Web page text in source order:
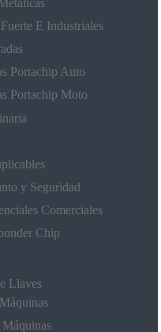
E Industriales
Portachip Auto
Portachip Moto
y Seguridad
Comerciales
Chip
Llaves
Máquinas